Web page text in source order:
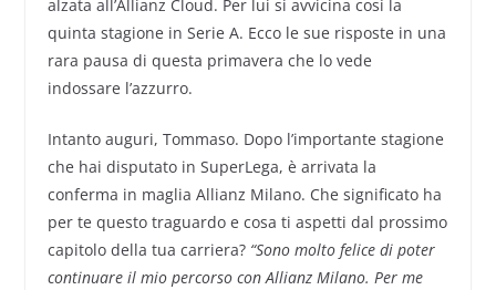
alzata all’Allianz Cloud. Per lui si avvicina così la
quinta stagione in Serie A. Ecco le sue risposte in una
rara pausa di questa primavera che lo vede
indossare l’azzurro.
Intanto auguri, Tommaso. Dopo l’importante stagione
che hai disputato in SuperLega, è arrivata la
conferma in maglia Allianz Milano. Che significato ha
per te questo traguardo e cosa ti aspetti dal prossimo
capitolo della tua carriera? “Sono molto felice di poter
continuare il mio percorso con Allianz Milano. Per me